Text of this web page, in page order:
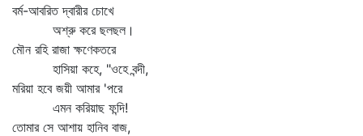
বর্ম-আবরিত দ্বারীর চোখে
অশ্রু করে ছলছল।
মৌন রহি রাজা ক্ষণেকতরে
হাসিয়া কহে, "ওহে বন্দী,
মরিয়া হবে জয়ী আমার 'পরে
এমন করিয়াছ ফন্দি!
তোমার সে আশায় হানিব বাজ,